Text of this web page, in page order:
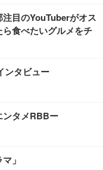
注目のYouTuberがオス
食べたいグルメをチ
ンタビュー
ンタメRBBー
」